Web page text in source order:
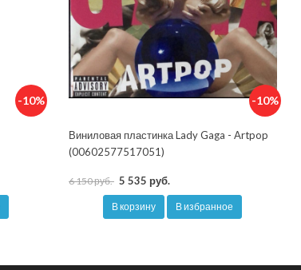
-10% -10%
Виниловая пластинка Lady Gaga - Artpop
(00602577517051)
6 150 руб. 5 535 руб.
В корзину В избранное